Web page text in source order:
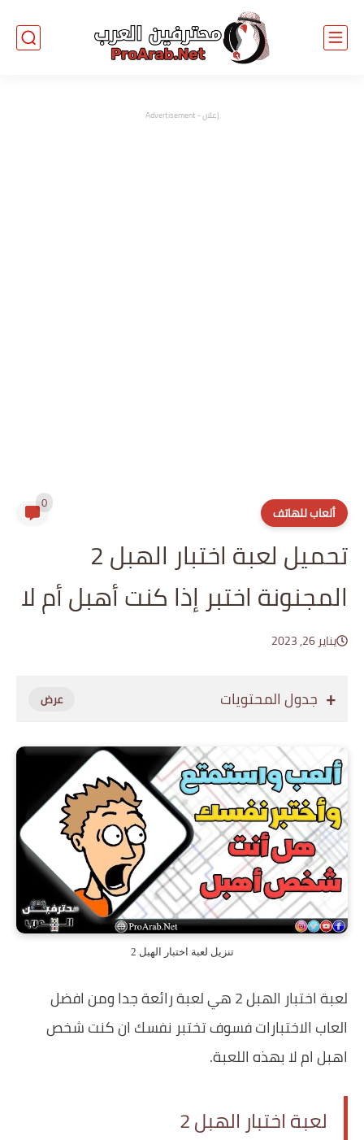
إعلان - Advertisement
ألعاب للهاتف 0
تحميل لعبة اختبار الهبل 2‎
المجنونة اختبر إذا كنت أهبل أم لا
يناير 26, 2023
جدول المحتويات
تنزيل لعبة اختبار الهبل 2‎
لعبة اختبار الهبل 2‎ هي لعبة رائعة جدا ومن افضل
العاب الاختبارات فسوف تختبر نفسك ان كنت شخص
اهبل ام لا بهذه اللعبة.
لعبة اختبار الهبل 2‎